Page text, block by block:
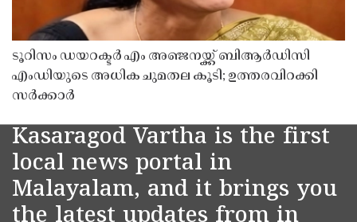
ടൂറിസം ഡയറക്ടർ എം അഞ്ജനയ്ക്ക് ബിആർഡിസി
എംഡിയുടെ അധിക ചുമതല കൂടി; ഉത്തരവിറക്കി
സർക്കാർ
Kasaragod Vartha is the first
local news portal in
Malayalam, and it brings you